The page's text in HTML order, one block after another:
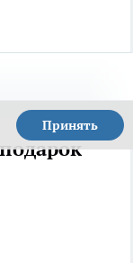
Принять